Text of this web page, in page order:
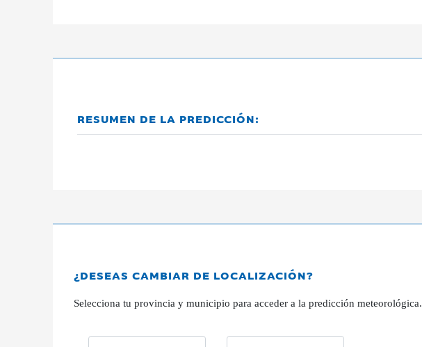
RESUMEN DE LA PREDICCIÓN:
¿DESEAS CAMBIAR DE LOCALIZACIÓN?
Selecciona tu provincia y municipio para acceder a la predicción meteorológica.